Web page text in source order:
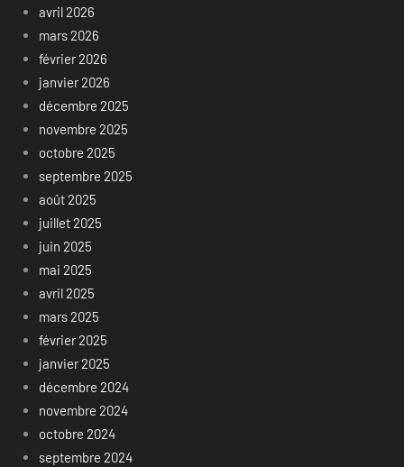
avril 2026
mars 2026
février 2026
janvier 2026
décembre 2025
novembre 2025
octobre 2025
septembre 2025
août 2025
juillet 2025
juin 2025
mai 2025
avril 2025
mars 2025
février 2025
janvier 2025
décembre 2024
novembre 2024
octobre 2024
septembre 2024